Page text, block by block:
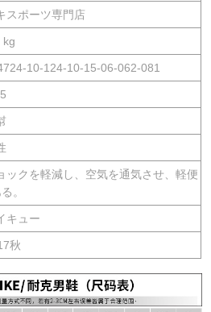
スポーツ専門店
kg
10-124-10-15-06-062-081
ックを軽減し、空気を通気させ、軽便
。
キュー
秋